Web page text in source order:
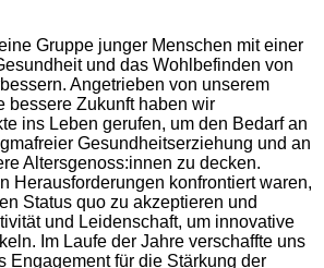
Gruppe junger Menschen mit einer
und das Wohlbefinden von
Angetrieben von unserem
bessere Zukunft haben wir
ins Leben gerufen, um den Bedarf an
Gesundheitserziehung und an
Altersgenoss:innen zu decken.
Herausforderungen konfrontiert waren,
Status quo zu akzeptieren und
und Leidenschaft, um innovative
Im Laufe der Jahre verschaffte uns
Engagement für die Stärkung der